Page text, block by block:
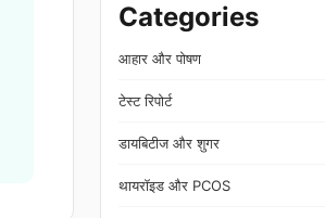
Categories
आहार और पोषण
टेस्ट रिपोर्ट
डायबिटीज और शुगर
थायरॉइड और PCOS